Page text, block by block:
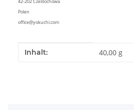
Polen
office@yokuchi.com
Produkteigenschaft
Wert
Inhalt: 40,00 g